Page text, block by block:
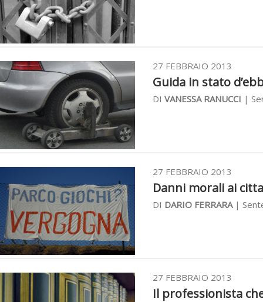
27 FEBBRAIO 2013
Guida in stato
DI VANESSA RANUCCI |
27 FEBBRAIO 2013
Danni morali ai
DI DARIO FERRARA|
27 FEBBRAIO 2013
Il professionista